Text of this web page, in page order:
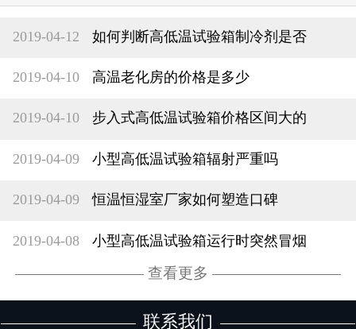
2019-04-12 如何判断高低温试验箱制冷剂是否
2019-04-10 高温老化房的价格是多少
2019-04-10 步入式高低温试验箱价格区间大的
2019-04-09 小型高低温试验箱辐射严重吗
2019-04-09 恒温恒湿室厂家如何塑造口碑
2019-04-08 小型高低温试验箱运行时突然冒烟
查看更多
联系我们